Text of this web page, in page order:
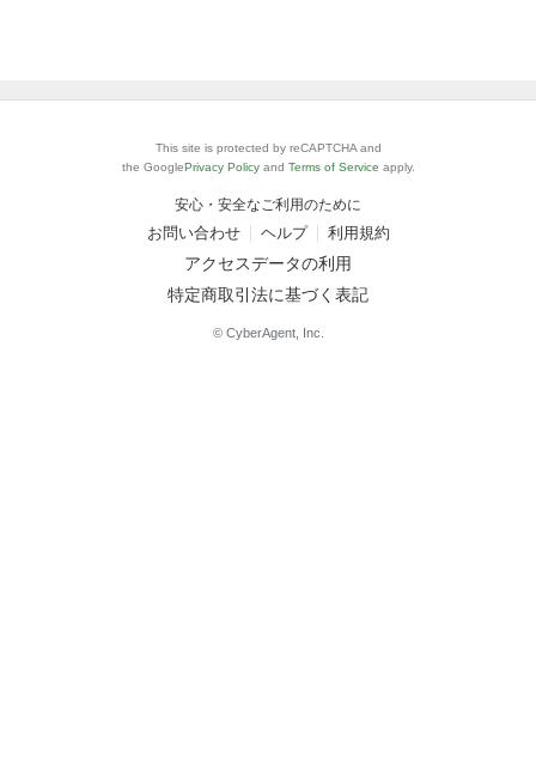
This site is protected by reCAPTCHA and
the GooglePrivacy Policy and Terms of Service apply.
安心・安全なご利用のために
お問い合わせ ヘルプ 利用規約
アクセスデータの利用
特定商取引法に基づく表記
© CyberAgent, Inc.